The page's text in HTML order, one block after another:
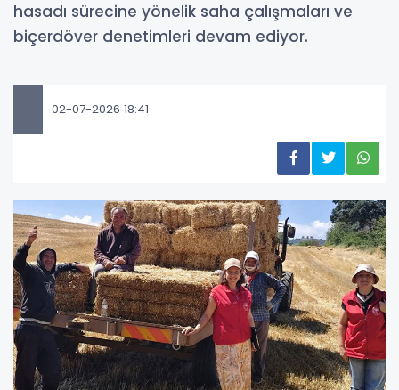
hasadı sürecine yönelik saha çalışmaları ve
biçerdöver denetimleri devam ediyor.
02-07-2026 18:41